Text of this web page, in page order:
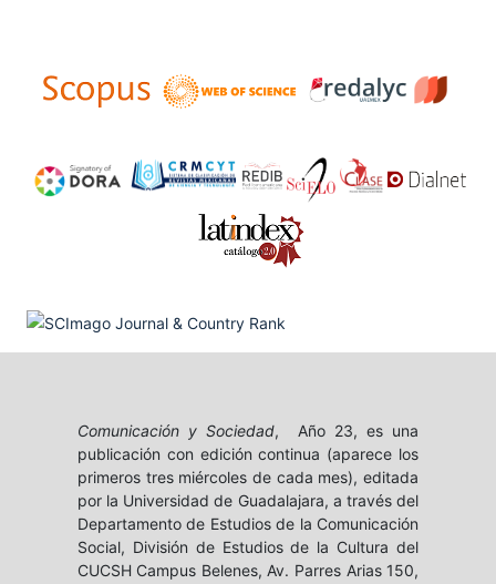
Comunicación y Sociedad, Año 23, es una
publicación con edición continua (aparece los
primeros tres miércoles de cada mes), editada
por la Universidad de Guadalajara, a través del
Departamento de Estudios de la Comunicación
Social, División de Estudios de la Cultura del
CUCSH Campus Belenes, Av. Parres Arias 150,